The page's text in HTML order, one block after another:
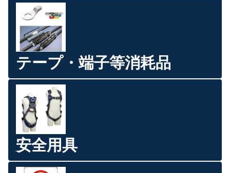
テープ・端子等消耗品
安全用具